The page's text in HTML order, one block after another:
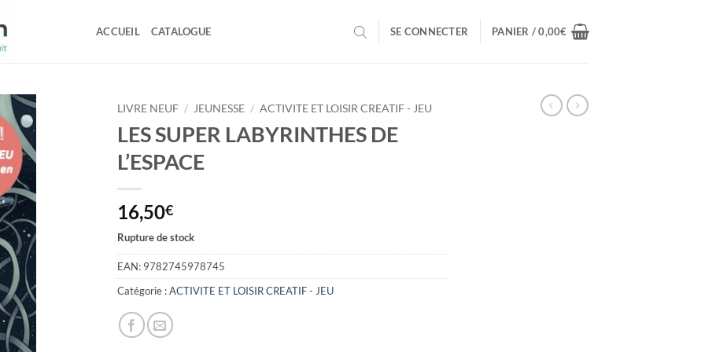
ACCUEIL CATALOGUE SE CONNECTER PANIER /0,00€
LIVRE NEUF / JEUNESSE / ACTIVITE ET LOISIR CREATIF - JEU
LES SUPER LABYRINTHES DE
L’ESPACE
16,50€
Rupture de stock
EAN: 9782745978745
Catégorie :ACTIVITE ET LOISIR CREATIF - JEU